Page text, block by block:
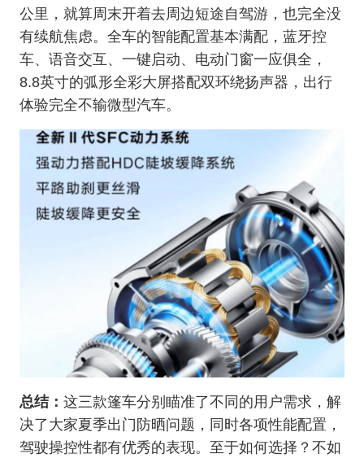
公里，就算周末开着去周边短途自驾游，也完全没
有续航焦虑。全车的智能配置基本满配，蓝牙控
车、语音交互、一键启动、电动门窗一应俱全，
8.8英寸的弧形全彩大屏搭配双环绕扬声器，出行
体验完全不输微型汽车。
总结： 这三款篷车分别瞄准了不同的用户需求，解
决了大家夏季出门防晒问题，同时各项性能配置，
驾驶操控性都有优秀的表现。至于如何选择？不如